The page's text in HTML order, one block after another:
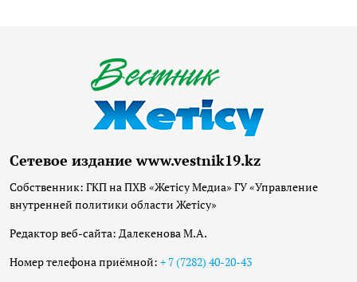
Сетевое издание www.vestnik19.kz
Собственник: ГКП на ПХВ «Жетісу Медиа» ГУ «Управление
внутренней политики области Жетісу»
Редактор веб-сайта: Далекенова М.А.
Номер телефона приёмной: + 7 (7282) 40-20-43